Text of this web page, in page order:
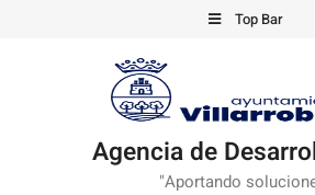
Top Bar
Agencia de
"Aportando